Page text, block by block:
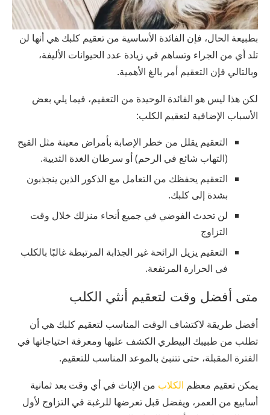
بطبيعة الحال، فإن الفائدة الأساسية من تعقيم كلبك هي أنها لن
تلد أي من الجراء وتساهم في زيادة عدد الحيوانات الأليفة،
وبالتالي فإن التعقيم أمر بالغ الأهمية.
لكن هذا ليس هو الفائدة الوحيدة من التعقيم، فيما يلي بعض
الأسباب الإضافية لتعقيم الكلب:
التعقيم يقلل من خطر الإصابة بأمراض معينة مثل القيح
(التهاب شائع في الرحم) أو سرطان الغدة الثديية.
التعقيم يحفظك من التعامل مع الذكور الذين ينجذبون
بشدة إلى كلبك.
لن تحدث الفوضي في جميع أنحاء منزلك خلال وقت
التزاوج
التعقيم يزيل الرائحة غير الجذابة المرتبطة غالبًا بالكلب
في الحرارة المرتفعة.
متى أفضل وقت لتعقيم أنثي الكلب
أفضل طريقة لاكتشاف الوقت المناسب لتعقيم كلبك هي أن
تطلب من طبيبك البيطري الكشف عليها ومعرفة احتياجاتها في
الفترة المقبلة، حتى تتنبئ بالموعد المناسب للتعقيم.
يمكن تعقيم معظم الكلاب من الإناث في أي وقت بعد ثمانية
أسابيع من العمر، ويفضل قبل تعرضها للرغبة في التزاوج لأول